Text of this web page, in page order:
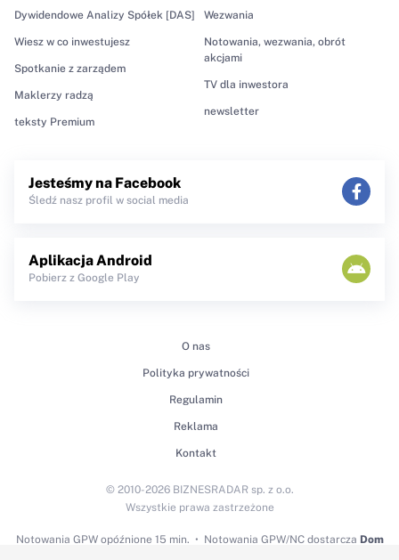
Dywidendowe Analizy Spółek [DAS]
Wiesz w co inwestujesz
Spotkanie z zarządem
Maklerzy radzą
teksty Premium
Wezwania
Notowania, wezwania, obrót
akcjami
TV dla inwestora
newsletter
Jesteśmy na Facebook
Śledź nasz profil w social media
Aplikacja Android
Pobierz z Google Play
O nas
Polityka prywatności
Regulamin
Reklama
Kontakt
Notowania GPWopóźnione 15 min. Notowania GPW/NC dostarcza Dom
© 2010-2026 BIZNESRADAR sp. z o.o.
Wszystkie prawa zastrzeżone